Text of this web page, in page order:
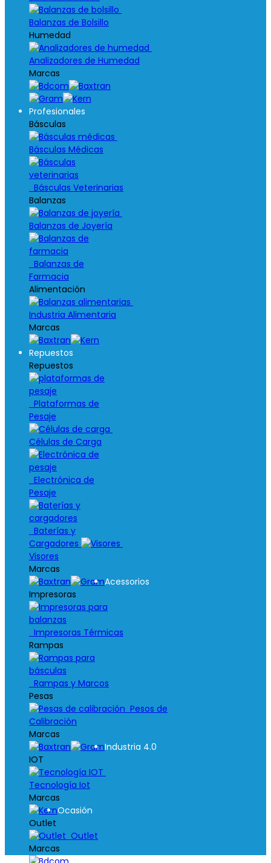
Balanzas de Bolsillo
Humedad
Analizadores de Humedad
Marcas
Profesionales
Básculas
Básculas Médicas
Básculas Veterinarias
Balanzas
Balanzas de Joyería
Balanzas de
Farmacia
Alimentación
Industria Alimentaria
Marcas
Repuestos
Repuestos
Plataformas de
Pesaje
Células de Carga
Electrónica de
Pesaje
Baterías y
Cargadores
Visores
Marcas
Acessorios
Impresoras
Impresoras Térmicas
Rampas
Rampas y Marcos
Pesas
Pesos de
Calibración
Marcas
Industria 4.0
IOT
Tecnología Iot
Marcas
Ocasión
Outlet
Outlet
Marcas